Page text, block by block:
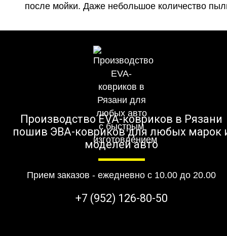
после мойки. Даже небольшое количество
Производство EVA-ковриков в Рязани
пошив ЭВА-ковриков для любых марок
моделей авто
Прием заказов - ежедневно с 10.00 до 20.00
+7 (952) 126-80-50